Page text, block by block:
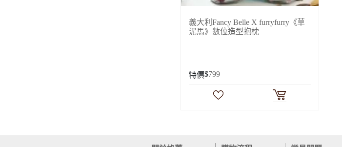
義大利Fancy Belle X furryfurry《草
泥馬》數位造型抱枕
特價$799